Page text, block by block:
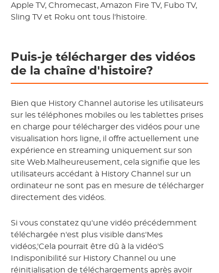
Apple TV, Chromecast, Amazon Fire TV, Fubo TV,
Sling TV et Roku ont tous l'histoire.
Puis-je télécharger des vidéos
de la chaîne d'histoire?
Bien que History Channel autorise les utilisateurs
sur les téléphones mobiles ou les tablettes prises
en charge pour télécharger des vidéos pour une
visualisation hors ligne, il offre actuellement une
expérience en streaming uniquement sur son
site Web.Malheureusement, cela signifie que les
utilisateurs accédant à History Channel sur un
ordinateur ne sont pas en mesure de télécharger
directement des vidéos.
Si vous constatez qu'une vidéo précédemment
téléchargée n'est plus visible dans'Mes
vidéos,'Cela pourrait être dû à la vidéo'S
Indisponibilité sur History Channel ou une
réinitialisation de téléchargements après avoir